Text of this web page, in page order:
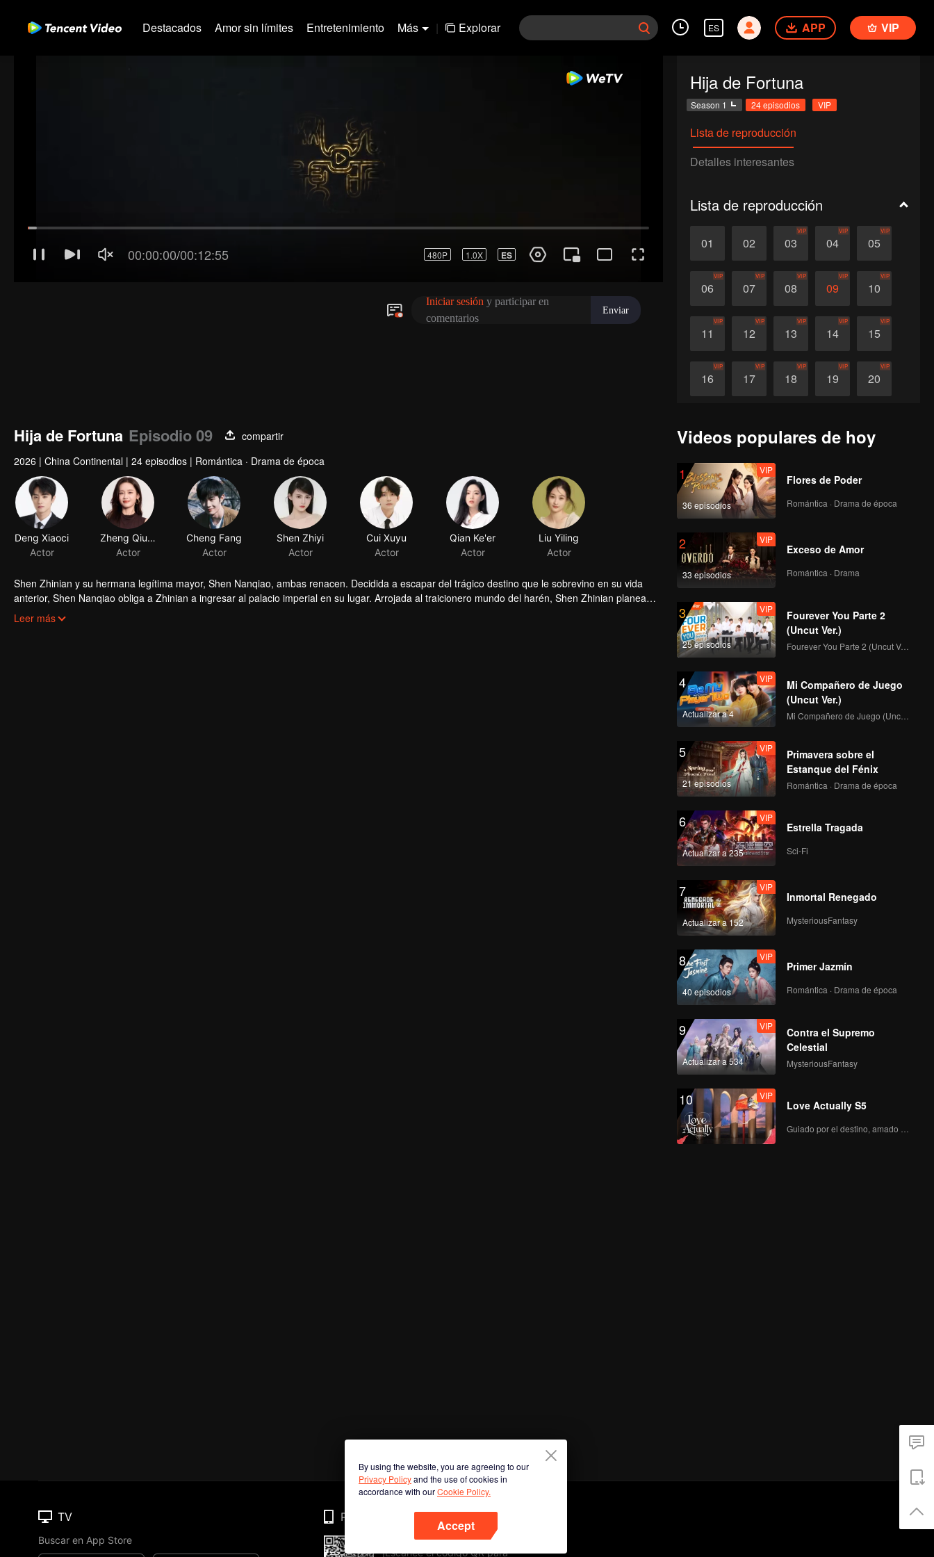
Destacados Amor sin límites Entretenimiento Más | Explorar ES APP VIP
Hija de Fortuna
Season 1 24 episodios VIP
Lista de reproducción
Detalles interesantes
Lista de reproducción
01 02 03
VIP
04
VIP
05
VIP
06
VIP
07
VIP
08
VIP
09
VIP
10
VIP
11
VIP
12
VIP
13
VIP
14
VIP
15
VIP
16
VIP
17
VIP
18
VIP
19
VIP
20
VIP
Hija de Fortuna Episodio 09
compartir
2026 | China Continental | 24 episodios | Romántica · Drama de época
Shen Zhinian y su hermana legítima mayor, Shen Nanqiao, ambas renacen. Decidida a escapar del trágico destino que le sobrevino en su vida
anterior, Shen Nanqiao obliga a Zhinian a ingresar al palacio imperial en su lugar. Arrojada al traicionero mundo del harén, Shen Zhinian planea
cuidadosamente cada movimiento, contraatacando con brillantez y estrategia. Su inteligencia pronto capta la atención del emperador Nangong
Leer más
Videos populares de hoy
1
36 episodios
VIP
Flores de Poder
Romántica · Drama de época
2
33 episodios
VIP
Exceso de Amor
Romántica · Drama
3
25 episodios
VIP
Fourever You Parte 2
(Uncut Ver.)
Fourever You Parte 2 (Uncut Ver.)
4
Actualizar a 4
VIP
Mi Compañero de Juego
(Uncut Ver.)
Mi Compañero de Juego (Uncut Ver.)
5
21 episodios
VIP
Primavera sobre el
Estanque del Fénix
Romántica · Drama de época
6
Actualizar a 235
VIP
Estrella Tragada
Sci-Fi
7
Actualizar a 152
VIP
Inmortal Renegado
MysteriousFantasy
8
40 episodios
VIP
Primer Jazmín
Romántica · Drama de época
9
Actualizar a 534
VIP
Contra el Supremo
Celestial
MysteriousFantasy
10 VIP
Love Actually S5
By using the website, you are agreeing to our
Privacy Policyand the use of cookies in
accordance with ourCookie Policy.
Accept
TV
Buscar en App Store
Phone
¡Escanee el código QR para